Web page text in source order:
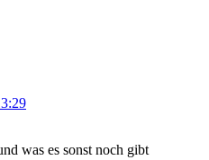
was es sonst noch gibt